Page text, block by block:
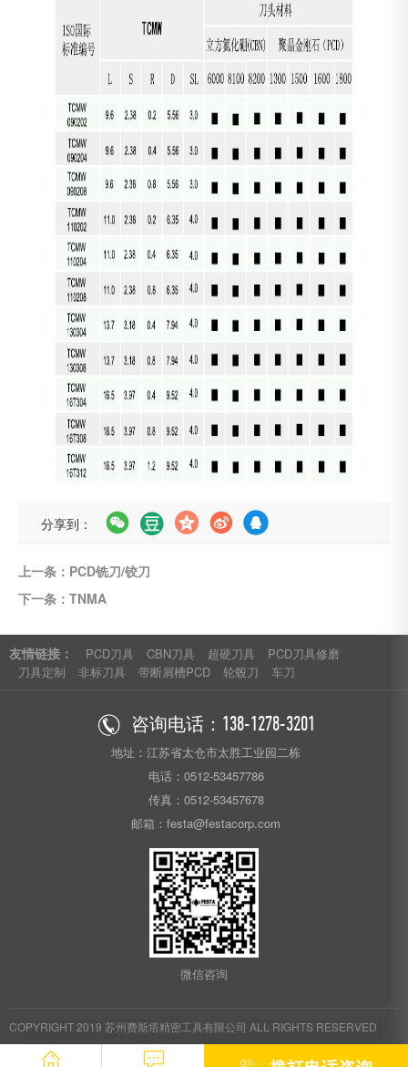
分享到：
上一条：PCD铣刀/铰刀
下一条：TNMA
友情链接： PCD刀具 CBN刀具 超硬刀具
PCD刀具修磨
刀具定制
非标刀具 带断屑槽PCD 轮毂刀 车刀
咨询电话： 138-1278-3201
地址：江苏省太仓市太胜工业园二栋
电话：0512-53457786
传真：0512-53457678
邮箱：festa@festacorp.com
微信咨询
COPYRIGHT 2019 苏州费斯塔精密工具有限公司 ALL RIGHTS RESERVED